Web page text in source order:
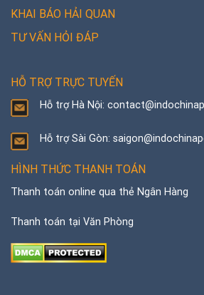
KHAI BÁO HẢI QUAN
TƯ VẤN HỎI ĐÁP
HỖ TRỢ TRỰC TUYẾN
Hỗ trợ Hà Nội:
Hỗ trợ Sài Gòn:
HÌNH THỨC THANH TOÁN
Thanh toán online qua thẻ Ngân Hàng
Thanh toán tại Văn Phòng